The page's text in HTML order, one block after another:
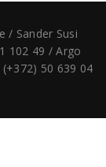
/ Sander Susi
102 49 / Argo
50 639 04